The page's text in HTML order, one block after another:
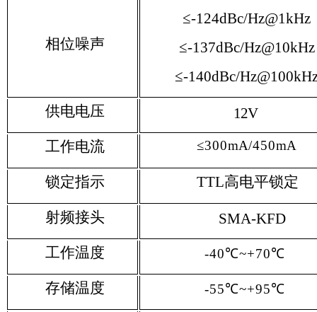
相位噪声
≤-124dBc/Hz@1kHz
≤-137dBc/Hz@10kHz
≤-140dBc/
供电电压
12V
工作电流
≤300mA/450mA
锁定指示 TTL高电平锁定
射频接头
SMA-KFD
工作温度
-40℃~+70℃
存储温度 -55℃~+95℃